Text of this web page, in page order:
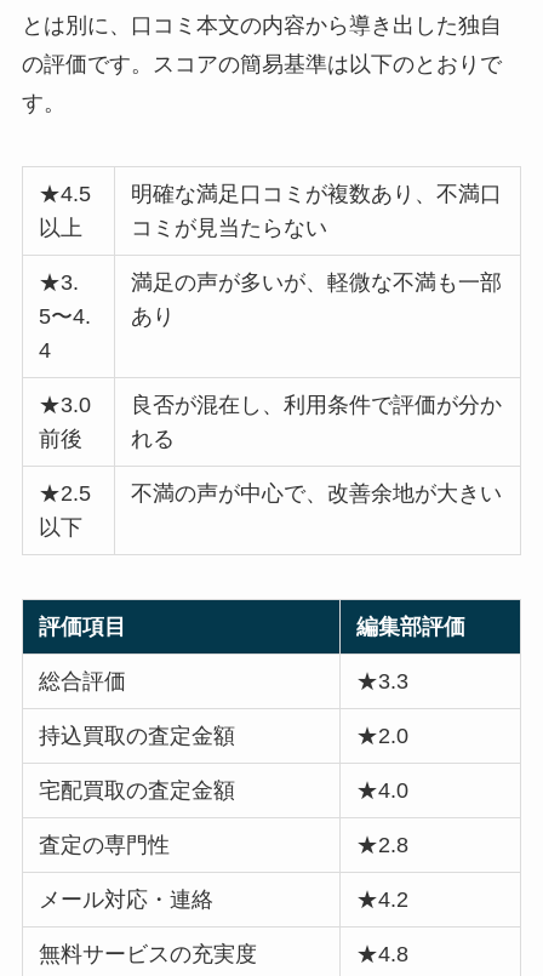
とは別に、口コミ本文の内容から導き出した独自
の評価です。スコアの簡易基準は以下のとおりで
す。
★4.5
以上
明確な満足口コミが複数あり、不満口
コミが見当たらない
★3.
5〜4.
4
満足の声が多いが、軽微な不満も一部
あり
★3.0
前後
良否が混在し、利用条件で評価が分か
れる
★2.5
以下
不満の声が中心で、改善余地が大きい
評価項目 編集部評価
総合評価 ★3.3
持込買取の査定金額 ★2.0
宅配買取の査定金額 ★4.0
査定の専門性 ★2.8
メール対応・連絡 ★4.2
無料サービスの充実度 ★4.8